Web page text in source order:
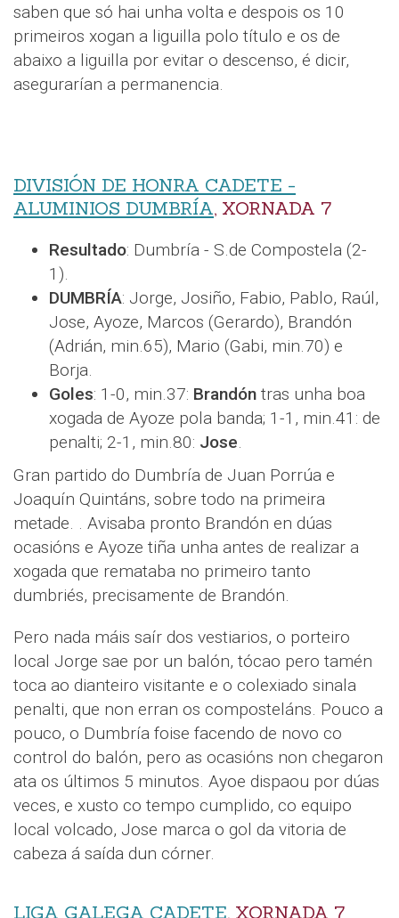
saben que só hai unha volta e despois os 10
primeiros xogan a liguilla polo título e os de
abaixo a liguilla por evitar o descenso, é dicir,
asegurarían a permanencia.
DIVISIÓN DE HONRA CADETE -
ALUMINIOS DUMBRÍA, XORNADA 7
Resultado: Dumbría - S.de Compostela (2-
1).
DUMBRÍA: Jorge, Josiño, Fabio, Pablo, Raúl,
Jose, Ayoze, Marcos (Gerardo), Brandón
(Adrián, min.65), Mario (Gabi, min.70) e
Borja.
Goles: 1-0, min.37: Brandón tras unha boa
xogada de Ayoze pola banda; 1-1, min.41: de
penalti; 2-1, min.80: Jose.
Gran partido do Dumbría de Juan Porrúa e
Joaquín Quintáns, sobre todo na primeira
metade. . Avisaba pronto Brandón en dúas
ocasións e Ayoze tiña unha antes de realizar a
xogada que remataba no primeiro tanto
dumbriés, precisamente de Brandón.
Pero nada máis saír dos vestiarios, o porteiro
local Jorge sae por un balón, tócao pero tamén
toca ao dianteiro visitante e o colexiado sinala
penalti, que non erran os composteláns. Pouco a
pouco, o Dumbría foise facendo de novo co
control do balón, pero as ocasións non chegaron
ata os últimos 5 minutos. Ayoe dispaou por dúas
veces, e xusto co tempo cumplido, co equipo
local volcado, Jose marca o gol da vitoria de
cabeza á saída dun córner.
LIGA GALEGA CADETE, XORNADA 7